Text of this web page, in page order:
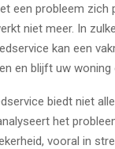
een probleem zich
niet meer. In
kan een
en blijft uw woning
biedt niet
het
vooral in